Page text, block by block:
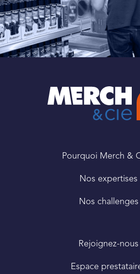
Pourquoi Merch &
Nos expertises
Nos challenges
Rejoignez-nous
Espace